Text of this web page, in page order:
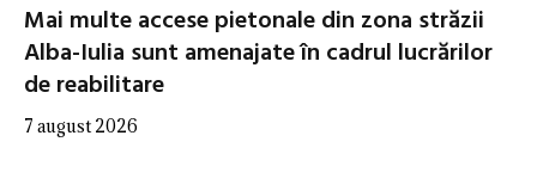
Mai multe accese pietonale din zona străzii
Alba-Iulia sunt amenajate în cadrul lucrărilor
de reabilitare
7 august 2026